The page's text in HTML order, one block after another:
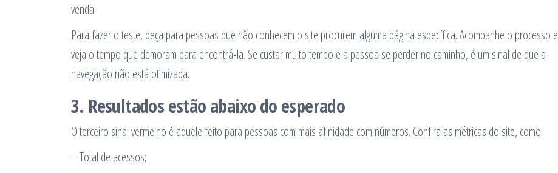
venda.
Para fazer o teste, peça para pessoas que não conhecem o site procurem alguma página específica. Acompanhe o processo e
veja o tempo que demoram para encontrá-la. Se custar muito tempo e a pessoa se perder no caminho, é um sinal de que a
navegação não está otimizada.
3. Resultados estão abaixo do esperado
O terceiro sinal vermelho é aquele feito para pessoas com mais afinidade com números. Confira as métricas do site, como:
– Total de acessos;